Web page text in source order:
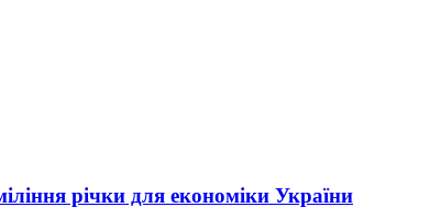
річки для економіки України